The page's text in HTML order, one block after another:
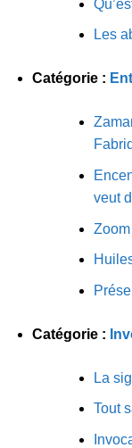
Les
Catégorie :
veut
Catégorie :
La
Tout